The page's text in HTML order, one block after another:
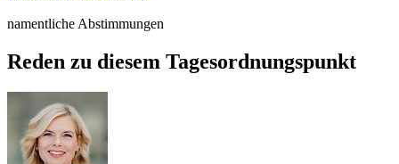
namentliche Abstimmungen
Reden zu diesem Tagesordnungspunkt